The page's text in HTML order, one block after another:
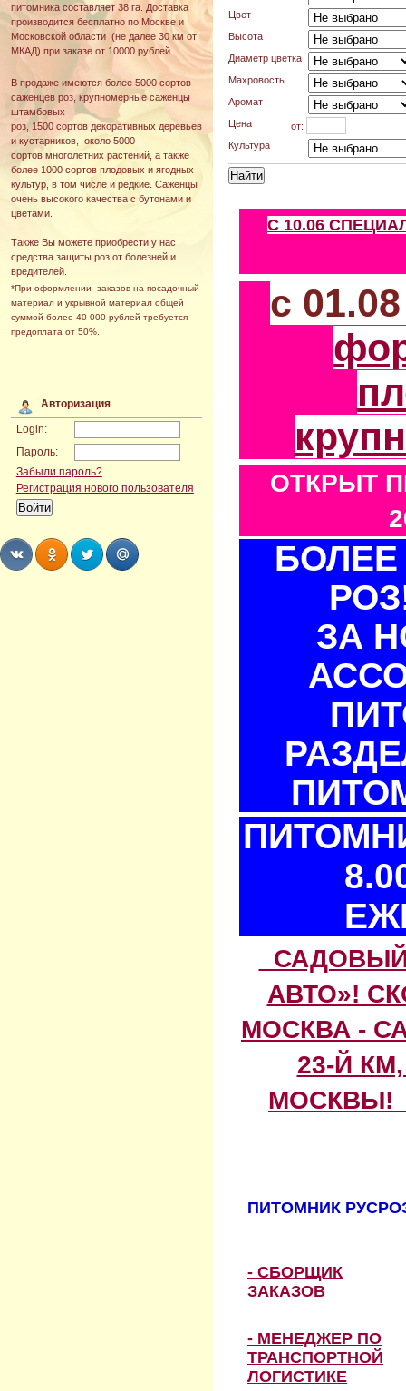
питомника составляет 38 га. Доставка
производится бесплатно по Москве и
Московской области (не далее 30 км от
МКАД) при заказе от 10000 рублей.
В продаже имеются более 5000 сортов
саженцев роз, крупномерные саженцы
штамбовых
роз, 1500 сортов декоративных деревьев
и кустарников, около 5000
сортов многолетних растений, а также
более 1000 сортов плодовых и ягодных
культур, в том числе и редкие. Саженцы
очень высокого качества с бутонами и
цветами.
Также Вы можете приобрести у нас
средства защиты роз от болезней и
вредителей.
*При оформлении заказов на посадочный
материал и укрывной материал общей
суммой более 40 000 рублей требуется
предоплата от 50%.
Авторизация
Login:
Пароль:
Забыли пароль?
Регистрация нового пользователя
Цвет
Высота
Диаметр цветка
Махровость
Аромат
Цена
от:
Культура
С 10.06
с
ОТКРЫТ
БОЛЕЕ
ЗА
АВТО»!
МОСКВА -
23-Й
МОСКВЫ!
ПИТОМНИК
- СБОРЩИК
ЗАКАЗОВ
- МЕНЕДЖЕР ПО
ТРАНСПОРТНОЙ
ЛОГИСТИКЕ